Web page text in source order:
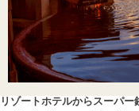
リゾートホテルからスーパー